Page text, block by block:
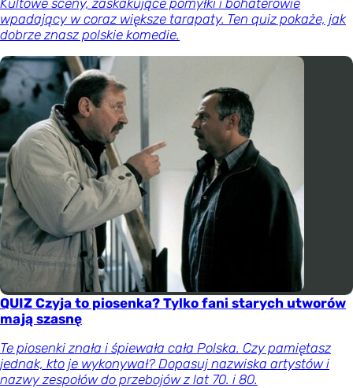
wpadający w coraz większe tarapaty. Ten quiz pokaże, jak
dobrze znasz polskie komedie.
QUIZ Czyja to piosenka? Tylko fani starych utworów
mają szasnę
Te piosenki znała i śpiewała cała Polska. Czy pamiętasz
jednak, kto je wykonywał? Dopasuj nazwiska artystów i
nazwy zespołów do przebojów z lat 70. i 80.